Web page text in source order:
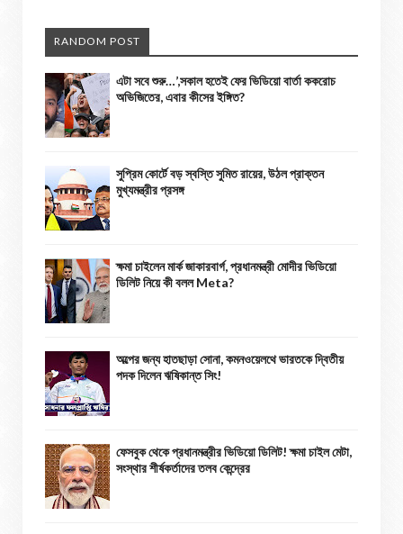
RANDOM POST
এটা সবে শুরু…’,সকাল হতেই ফের ভিডিয়ো বার্তা ককরোচ
অভিজিতের, এবার কীসের ইঙ্গিত?
সুপ্রিম কোর্টে বড় স্বস্তি সুমিত রায়ের, উঠল প্রাক্তন
মুখ্যমন্ত্রীর প্রসঙ্গ
ক্ষমা চাইলেন মার্ক জাকারবার্গ, প্রধানমন্ত্রী মোদীর ভিডিয়ো
ডিলিট নিয়ে কী বলল Meta?
অল্পের জন্য হাতছাড়া সোনা, কমনওয়েলথে ভারতকে দ্বিতীয়
পদক দিলেন ঋষিকান্ত সিং!
ফেসবুক থেকে প্রধানমন্ত্রীর ভিডিয়ো ডিলিট! ক্ষমা চাইল মেটা,
সংস্থার শীর্ষকর্তাদের তলব কেন্দ্রের